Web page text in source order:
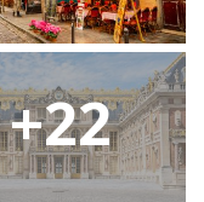
+22